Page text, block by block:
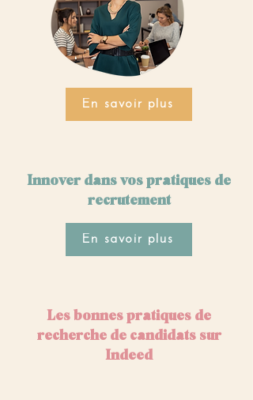
En savoir plus
Innover dans vos pratiques de
recrutement
En savoir plus
Les bonnes pratiques de
recherche de candidats sur
Indeed